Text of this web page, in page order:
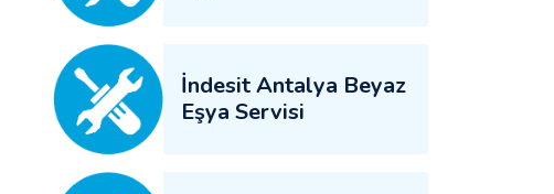
İndesit Antalya Beyaz
Eşya Servisi